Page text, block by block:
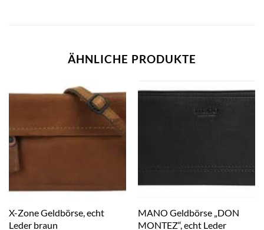
ÄHNLICHE PRODUKTE
X-Zone Geldbörse, echt
Leder braun
MANO Geldbörse „DON
MONTEZ“, echt Leder